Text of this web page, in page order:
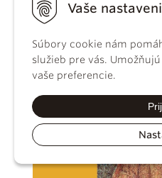
Vaše
Súbory cookie nám
služieb pre vás.
vaše preferencie.